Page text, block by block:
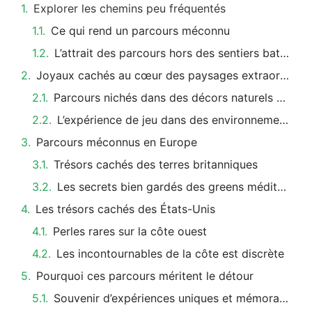
Explorer les chemins peu fréquentés
Ce qui rend un parcours méconnu
L’attrait des parcours hors des sentiers battus
Joyaux cachés au cœur des paysages extraordinaires
Parcours nichés dans des décors naturels uniques
L’expérience de jeu dans des environnements pittoresques
Parcours méconnus en Europe
Trésors cachés des terres britanniques
Les secrets bien gardés des greens méditerranéens
Les trésors cachés des États-Unis
Perles rares sur la côte ouest
Les incontournables de la côte est discrète
Pourquoi ces parcours méritent le détour
Souvenir d’expériences uniques et mémorables